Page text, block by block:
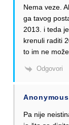
Nema veze.
ga tavog
2013. i teda
krenuli raditi
to im ne
Odgovori
Anonymous
Pa nije